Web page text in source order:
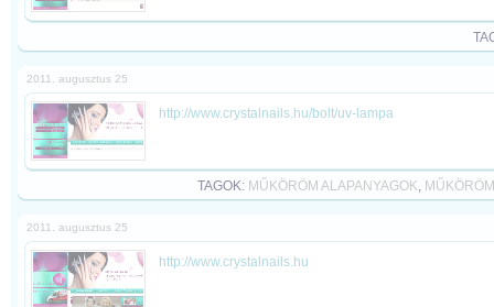
2011. augusztus 25
http://www.crystalnails.hu/bolt/uv-lampa
TAGOK: MŰKÖRÖM ALAPANYAGOK,
2011. augusztus 25
http://www.crystalnails.hu